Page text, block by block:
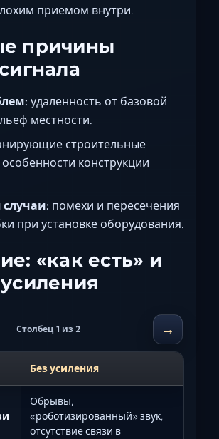
приемом внутри.
причины
удаленность от базовой
местности.
строительные
конструкции
помехи и пересечения
при установке оборудования.
«как есть» и
Столбец 1 из 2 →
Без усиления
Обрывы,
«роботизированный» звук,
отсутствие связи в